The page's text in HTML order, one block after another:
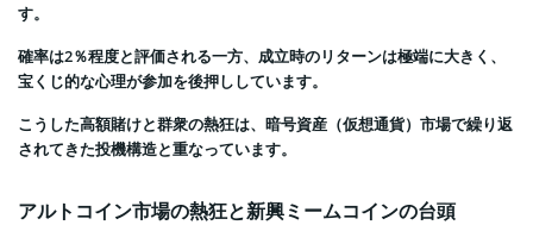
す。
確率は2％程度と評価される一方、成立時のリターンは極端に大きく、
宝くじ的な心理が参加を後押ししています。
こうした高額賭けと群衆の熱狂は、暗号資産（仮想通貨）市場で繰り返
されてきた投機構造と重なっています。
アルトコイン市場の熱狂と新興ミームコインの台頭